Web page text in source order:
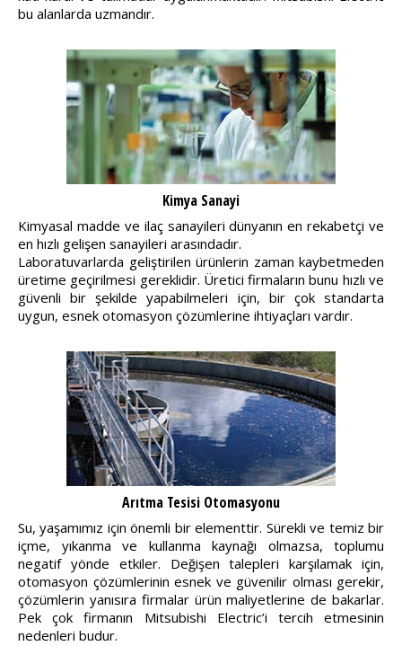
bu alanlarda uzmandır.
Kimya Sanayi
Kimyasal madde ve ilaç sanayileri dünyanın en rekabetçi ve
en hızlı gelişen sanayileri arasındadır.
Laboratuvarlarda geliştirilen ürünlerin zaman kaybetmeden
üretime geçirilmesi gereklidir. Üretici firmaların bunu hızlı ve
güvenli bir şekilde yapabilmeleri için, bir çok standarta
uygun, esnek otomasyon çözümlerine ihtiyaçları vardır.
Arıtma Tesisi Otomasyonu
Su, yaşamımız için önemli bir elementtir. Sürekli ve temiz bir
içme, yıkanma ve kullanma kaynağı olmazsa, toplumu
negatif yönde etkiler. Değişen talepleri karşılamak için,
otomasyon çözümlerinin esnek ve güvenilir olması gerekir,
çözümlerin yanısıra firmalar ürün maliyetlerine de bakarlar.
Pek çok firmanın Mitsubishi Electric’i tercih etmesinin
nedenleri budur.